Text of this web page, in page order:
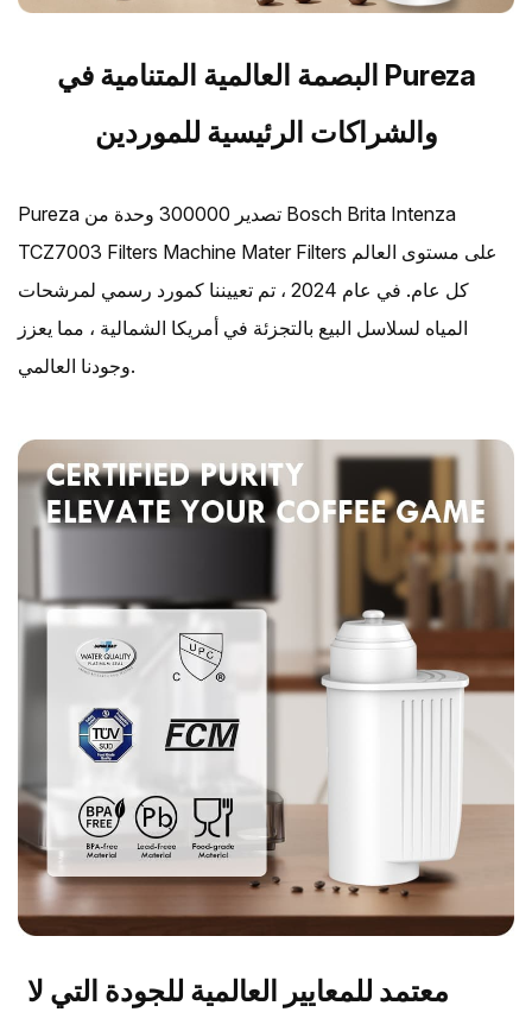
البصمة العالمية المتنامية في Pureza
والشراكات الرئيسية للموردين
Pureza تصدير 300000 وحدة من Bosch Brita Intenza
TCZ7003 Filters Machine Mater Filters على مستوى العالم
كل عام. في عام 2024 ، تم تعييننا كمورد رسمي لمرشحات
المياه لسلاسل البيع بالتجزئة في أمريكا الشمالية ، مما يعزز
وجودنا العالمي.
معتمد للمعايير العالمية للجودة التي لا